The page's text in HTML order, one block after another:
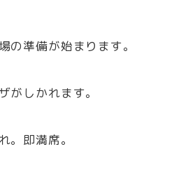
の準備が始まります。
がしかれます。
。即満席。